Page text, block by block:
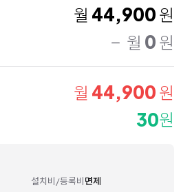
월 44,900 원
월 0 원
월 44,900 원
30원
설치비/등록비면제